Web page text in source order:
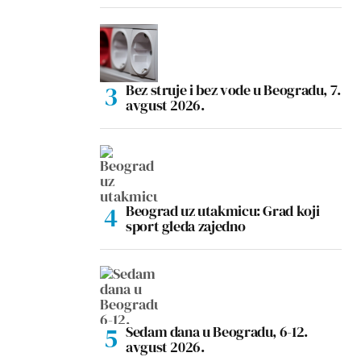
Bez struje i bez vode u Beogradu, 7.
avgust 2026.
Beograd uz utakmicu: Grad koji
sport gleda zajedno
Sedam dana u Beogradu, 6-12.
avgust 2026.